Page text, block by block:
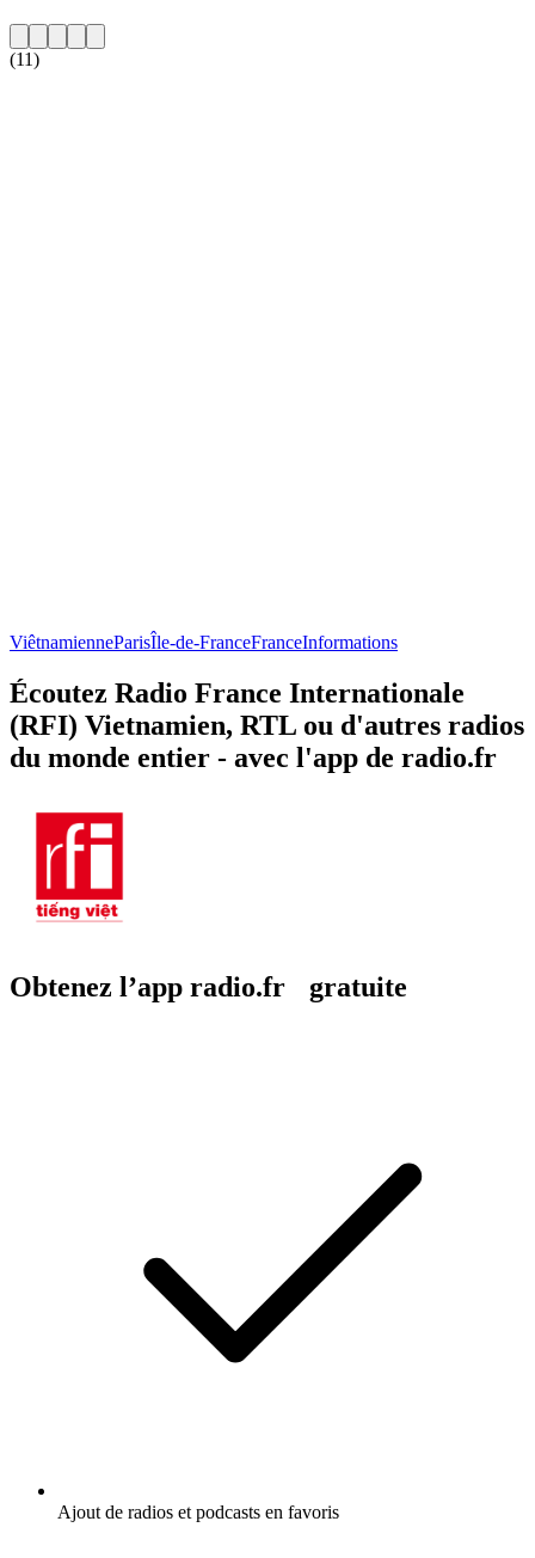
(11)
ViêtnamienneParisÎle-de-FranceFranceInformations
Écoutez Radio France Internationale
(RFI) Vietnamien, RTL ou d'autres radios
du monde entier - avec l'app de radio.fr
Obtenez l’app radio.fr gratuite
Ajout de radios et podcasts en favoris